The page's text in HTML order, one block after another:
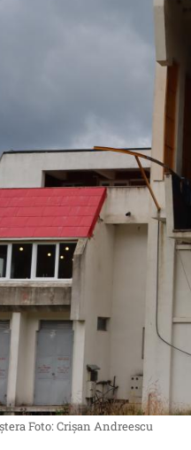
Foto: Crișan Andreescu